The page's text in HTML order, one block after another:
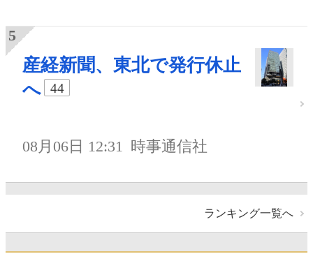
産経新聞、東北で発行休止
へ
44
08月06日 12:31 時事通信社
ランキング一覧へ